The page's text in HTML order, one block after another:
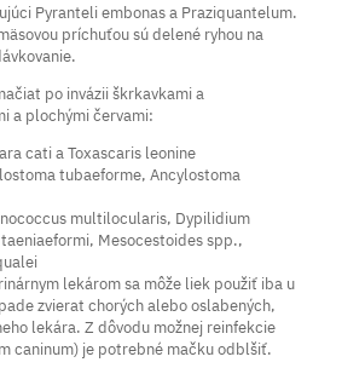
Pyranteli embonas a Praziquantelum.
príchuťou sú delené ryhou na
po invázii škrkavkami a
a plochými červami:
cati a Toxascaris leonine
tubaeforme, Ancylostoma
multilocularis, Dypilidium
Mesocestoides spp.,
lekárom sa môže liek použiť iba u
zvierat chorých alebo oslabených,
lekára. Z dôvodu možnej reinfekcie
caninum) je potrebné mačku odblšiť.